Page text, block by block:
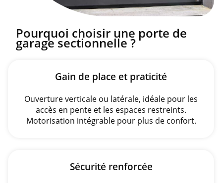
Pourquoi choisir une porte de
garage sectionnelle ?
Gain de place et praticité
Ouverture verticale ou latérale, idéale pour les
accès en pente et les espaces restreints.
Motorisation intégrable pour plus de confort.
Sécurité renforcée